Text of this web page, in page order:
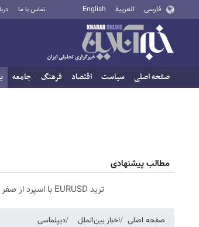
فارسی العربية English تماس با ما
صفحه اصلی سیاست اقتصاد فرهنگ جامعه
مطالب پیشنهادی
ترید EURUSD با اسپرد از صفر پیپ
صفحه اصلی اخبار بین‌الملل دیپلماسی